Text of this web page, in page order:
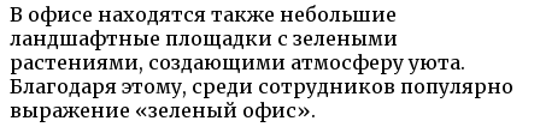
В офисе находятся также небольшие
ландшафтные площадки с зелеными
растениями, создающими атмосферу уюта.
Благодаря этому, среди сотрудников популярно
выражение «зеленый офис».